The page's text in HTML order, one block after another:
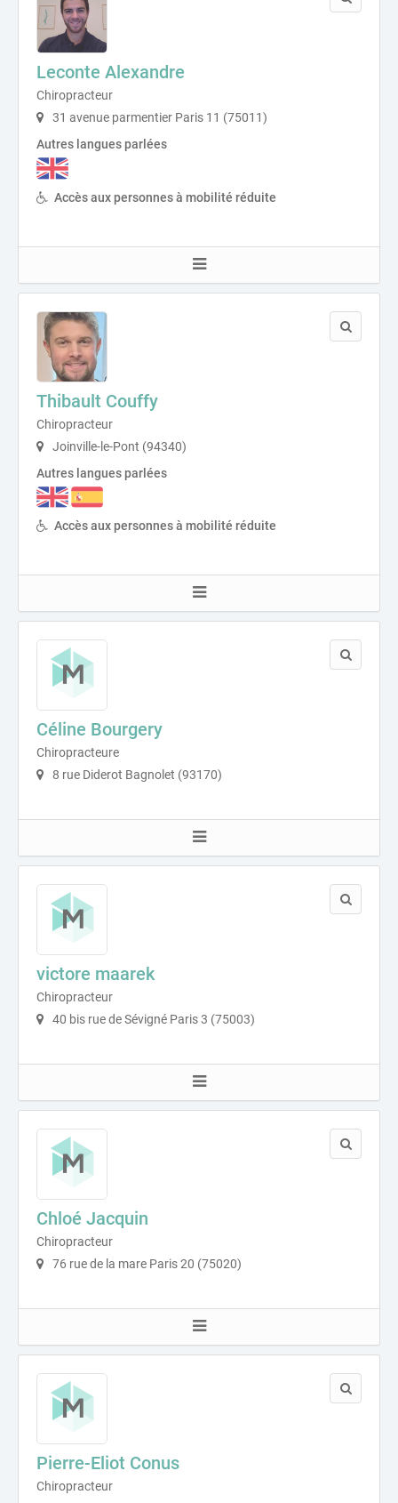
Leconte Alexandre
Chiropracteur
31 avenue parmentier Paris 11 (75011)
Autres langues parlées
Accès aux personnes à mobilité réduite
Thibault Couffy
Chiropracteur
Joinville-le-Pont (94340)
Autres langues parlées
Accès aux personnes à mobilité réduite
Céline Bourgery
Chiropracteure
8 rue Diderot Bagnolet (93170)
victore maarek
Chiropracteur
40 bis rue de Sévigné Paris 3 (75003)
Chloé Jacquin
Chiropracteur
76 rue de la mare Paris 20 (75020)
Pierre-Eliot Conus
Chiropracteur